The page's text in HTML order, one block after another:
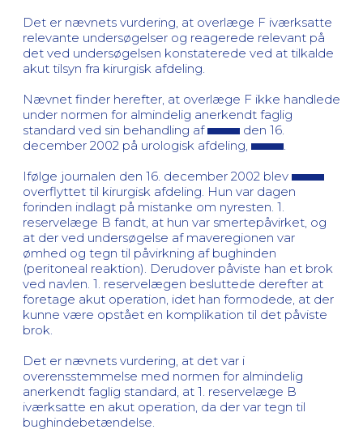
Det er nævnets vurdering, at overlæge F iværksatte
relevante undersøgelser og reagerede relevant på
det ved undersøgelsen konstaterede ved at tilkalde
akut tilsyn fra kirurgisk afdeling.
Nævnet finder herefter, at overlæge F ikke handlede
under normen for almindelig anerkendt faglig
standard ved sin behandling af
den 16.
december 2002 på urologisk afdeling,
Ifølge journalen den 16. december 2002 blev
overflyttet til kirurgisk afdeling. Hun var dagen
forinden indlagt på mistanke om nyresten. 1.
reservelæge B fandt, at hun var smertepåvirket, og
at der ved undersøgelse af maveregionen var
ømhed og tegn til påvirkning af bughinden
(peritoneal reaktion). Derudover påviste han et brok
ved navlen. 1. reservelægen besluttede derefter at
foretage akut operation, idet han formodede, at der
kunne være opstået en komplikation til det påviste
brok.
Det er nævnets vurdering, at det var i
overensstemmelse med normen for almindelig
anerkendt faglig standard, at 1. reservelæge B
iværksatte en akut operation, da der var tegn til
bughindebetændelse.